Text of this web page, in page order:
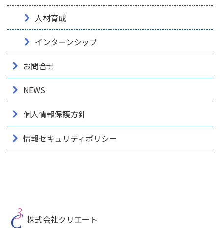
人材育成
インターンシップ
お問合せ
NEWS
個人情報保護方針
情報セキュリティポリシー
株式会社クリエート